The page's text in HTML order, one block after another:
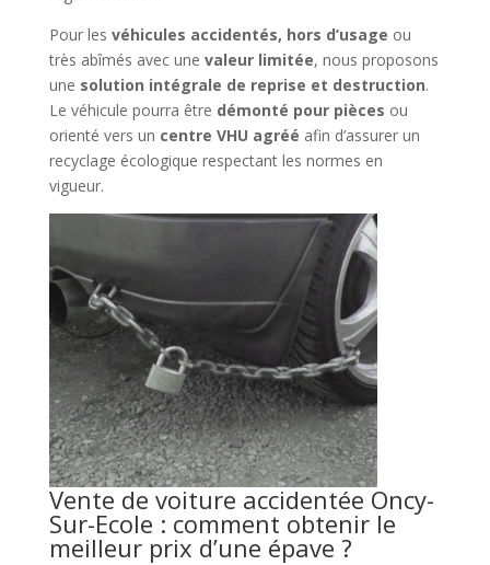
Pour les véhicules accidentés, hors d’usage ou
très abîmés avec une valeur limitée, nous proposons
une solution intégrale de reprise et destruction.
Le véhicule pourra être démonté pour pièces ou
orienté vers un centre VHU agréé afin d’assurer un
recyclage écologique respectant les normes en
vigueur.
Vente de voiture accidentée Oncy-
Sur-Ecole : comment obtenir le
meilleur prix d’une épave ?